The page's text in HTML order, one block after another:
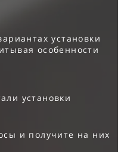
установки
особенности
установки
и получите на них